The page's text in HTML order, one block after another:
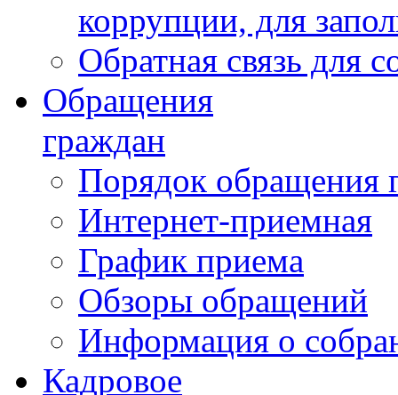
коррупции, для
Обратная связь для
Обращения
граждан
Порядок обращения
Интернет-приемная
График приема
Обзоры обращений
Информация о
Кадровое